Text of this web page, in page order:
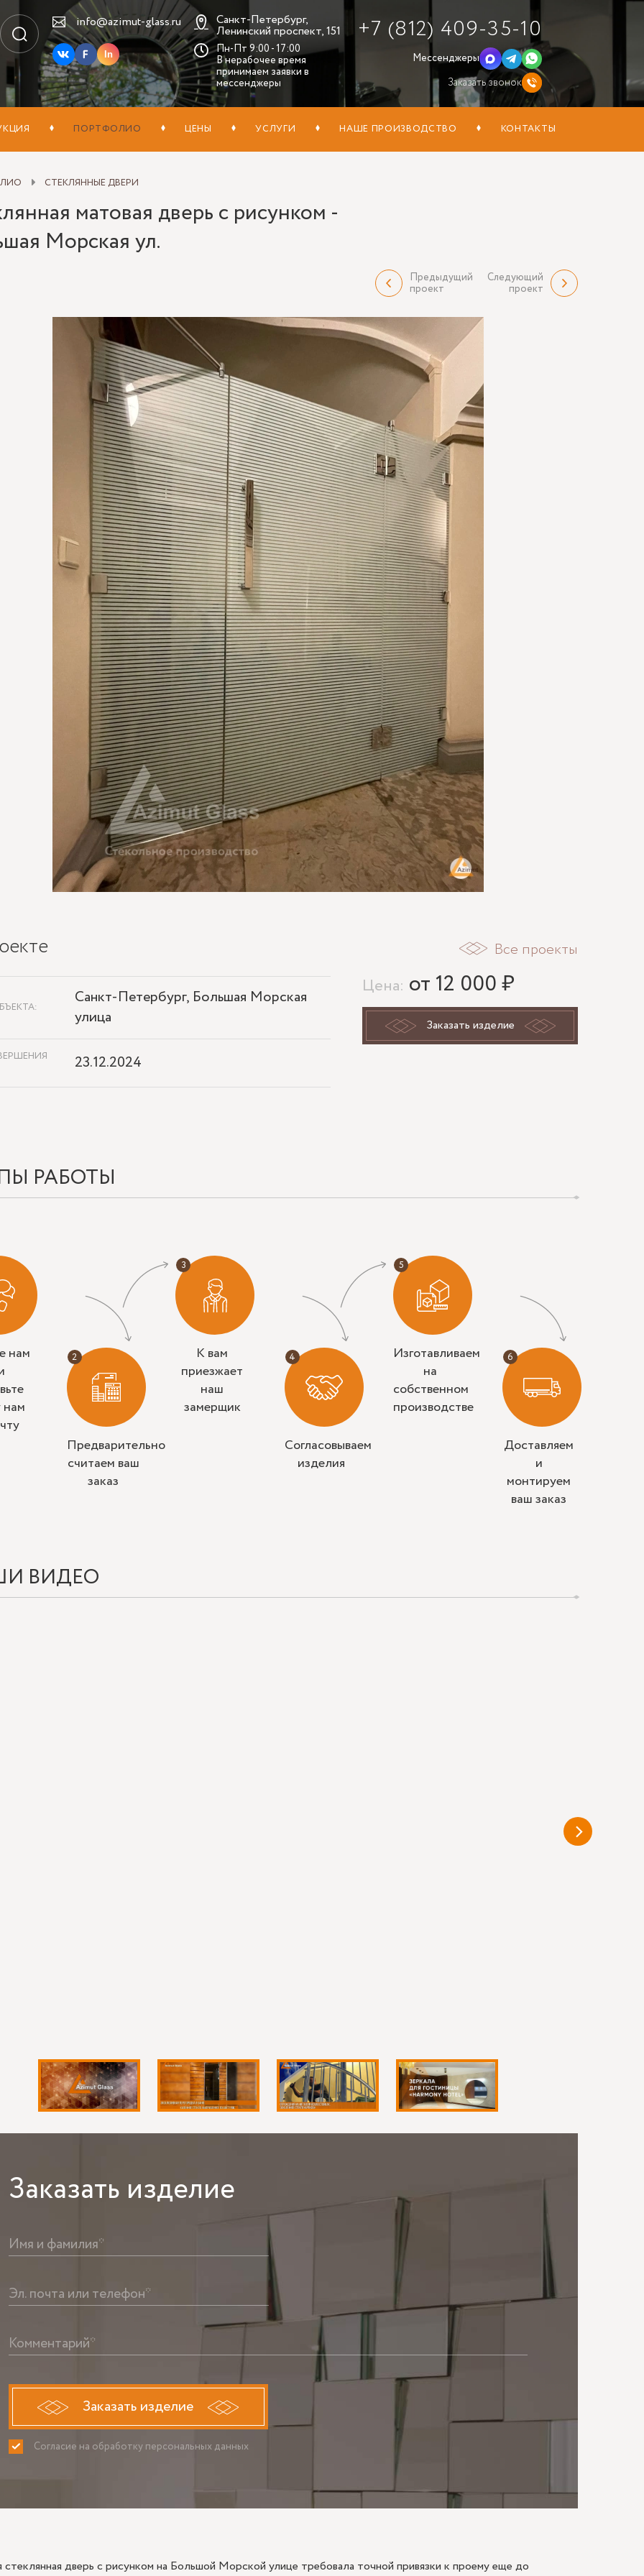
info@azimut-glass.ru
In
Санкт-Петербург,
Ленинский проспект, 151
Пн-Пт 9:00 - 17:00
В нерабочее время
принимаем заявки в
мессенджеры
+7 (812) 409-35-10
Мессенджеры
Заказать звонок
ПОРТФОЛИО ЦЕНЫ УСЛУГИ НАШЕ ПРОИЗВОДСТВО КОНТАКТЫ
СТЕКЛЯННЫЕ ДВЕРИ
матовая дверь с рисунком -
Морская ул.
Предыдущий
проект
Следующий
проект
Все проекты
Цена: от 12 000 ₽
Заказать изделие
Санкт-Петербург, Большая Морская
улица
23.12.2024
РАБОТЫ
нам
нам
Предварительно
считаем ваш
заказ
К вам
приезжает
наш
замерщик
Согласовываем
изделия
Изготавливаем
на
собственном
производстве
Доставляем
и
монтируем
ваш заказ
ВИДЕО
Заказать изделие
Имя и фамилия*
Эл. почта или телефон*
Комментарий*
Заказать изделие
Согласие на обработку персональных данных
ПРИНИМАЮ
дверь с рисунком на Большой Морской улице требовала точной привязки к проему еще до